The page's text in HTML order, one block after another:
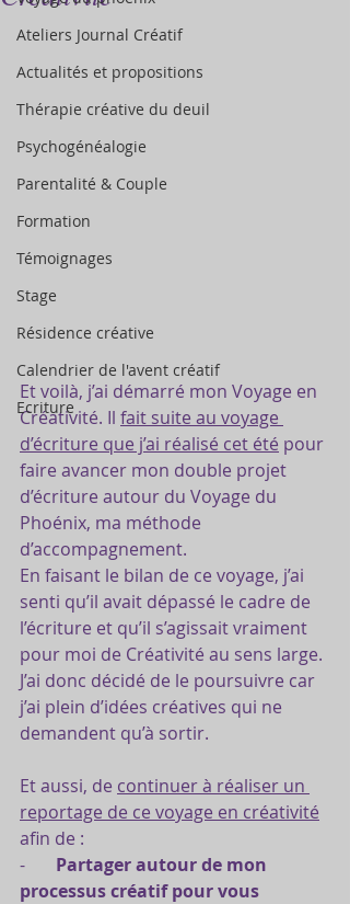
Ateliers Journal Créatif
Actualités et propositions
Thérapie créative du deuil
Psychogénéalogie
Parentalité & Couple
Formation
Témoignages
Stage
Résidence créative
Calendrier de l'avent créatif
Ecriture
Et voilà, j’ai démarré mon Voyage en
Créativité. Il fait suite au voyage
d’écriture que j’ai réalisé cet été pour
faire avancer mon double projet
d’écriture autour du Voyage du
Phoénix, ma méthode
d’accompagnement.
En faisant le bilan de ce voyage, j’ai
senti qu’il avait dépassé le cadre de
l’écriture et qu’il s’agissait vraiment
pour moi de Créativité au sens large.
J’ai donc décidé de le poursuivre car
j’ai plein d’idées créatives qui ne
demandent qu’à sortir.
Et aussi, de continuer à réaliser un
reportage de ce voyage en créativité
afin de :
- Partager autour de mon
processus créatif pour vous